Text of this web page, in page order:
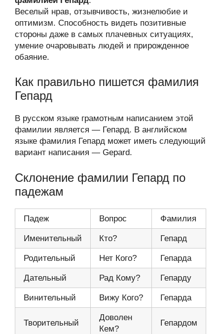
Веселый нрав, отзывчивость, жизнелюбие и
оптимизм. Способность видеть позитивные
стороны даже в самых плачевных ситуациях,
умение очаровывать людей и прирожденное
обаяние.
Как правильно пишется фамилия
Гепард
В русском языке грамотным написанием этой
фамилии является — Гепард. В английском
языке фамилия Гепард может иметь следующий
вариант написания — Gepard.
Склонение фамилии Гепард по
падежам
Падеж Вопрос Фамилия
Именительный Кто? Гепард
Родительный Нет Кого? Гепарда
Дательный Рад Кому? Гепарду
Винительный Вижу Кого? Гепарда
Творительный
Доволен
Кем?
Гепардом